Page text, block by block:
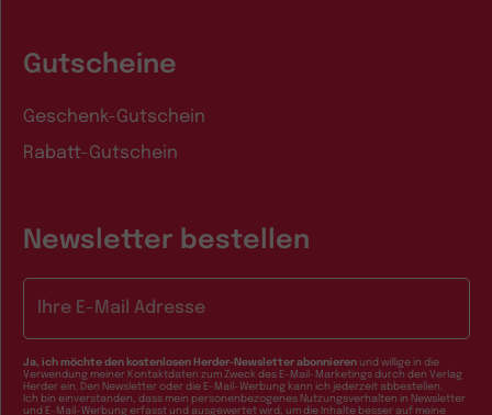
Gutscheine
Geschenk-Gutschein
Rabatt-Gutschein
Newsletter bestellen
Ja, ich möchte den kostenlosen Herder-Newsletter abonnieren und willige in die
Verwendung meiner Kontaktdaten zum Zweck des E-Mail-Marketings durch den Verlag
Herder ein. Den Newsletter oder die E-Mail-Werbung kann ich jederzeit abbestellen.
Ich bin einverstanden, dass mein personenbezogenes Nutzungsverhalten in Newsletter
und E-Mail-Werbung erfasst und ausgewertet wird, um die Inhalte besser auf meine